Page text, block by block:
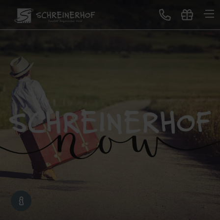
Treten Sie ein
Gastgeber & Geschichte
Lageplan & Virtuelle Tour
Neues im Schreinerhof
Genuss
All-Inclusive Premium Buffet-Restaurant Erlebnisbar
Sonntagslunch
Service für Sie
Schreinerhof Family